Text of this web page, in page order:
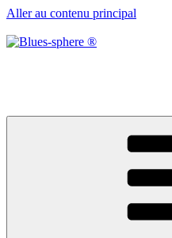
Aller au contenu principal